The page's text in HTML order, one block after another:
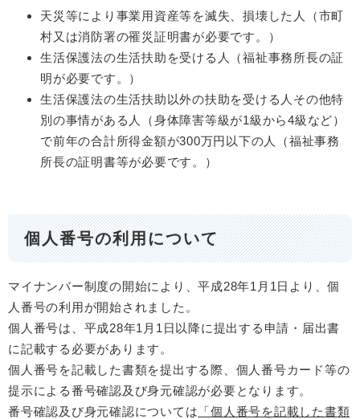
天災等により事業用資産等を滅失、損壊した人（市町
村又は消防署の罹災証明書が必要です。）
生活保護法の生活扶助を受ける人（福祉事務所長の証
明が必要です。）
生活保護法の生活扶助以外の扶助を受ける人その他特
別の事情がある人（身体障害等級が1級から4級など）
で前年の合計所得金額が300万円以下の人（福祉事務
所長の証明書等が必要です。）
個人番号の利用について
マイナンバー制度の開始により、平成28年1月1日より、個
人番号の利用が開始されました。
個人番号は、平成28年1月1日以降に提出する申請・届出書
に記載する必要があります。
個人番号を記載した書類を提出する際、個人番号カード等の
提示による番号確認及び身元確認が必要となります。
番号確認及び身元確認については 「個人番号を記載した書類